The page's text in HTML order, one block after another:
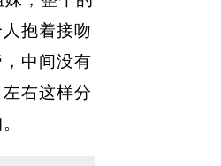
抱着接吻
中间没有
右这样分